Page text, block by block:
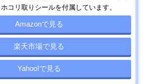
コリ取りシールを付属しています。
Amazonで見る
楽天市場で見る
Yahoo!で見る